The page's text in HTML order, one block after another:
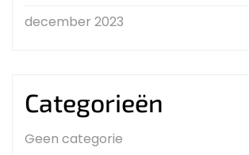
december 2023
Categorieën
Geen categorie